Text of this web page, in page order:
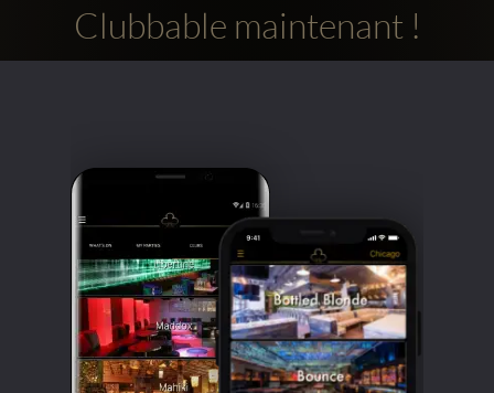
Clubbable maintenant !